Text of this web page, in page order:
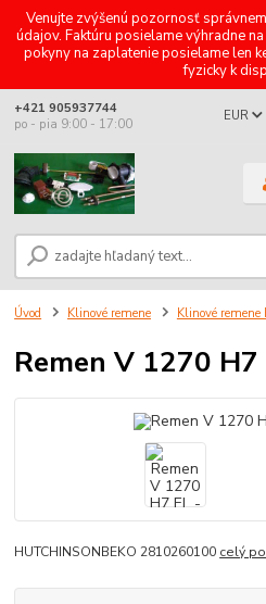
Venujte zvýšenú pozornosť
údajov. Faktúru posielame výhradne
pokyny na zaplatenie posielame len
fyzicky k
EUR
+421 905937744
po - pia 9:00 - 17:00
Úvod Klinové remene Klinové remene
Remen V 1270 H7
HUTCHINSONBEKO 2810260100 celý